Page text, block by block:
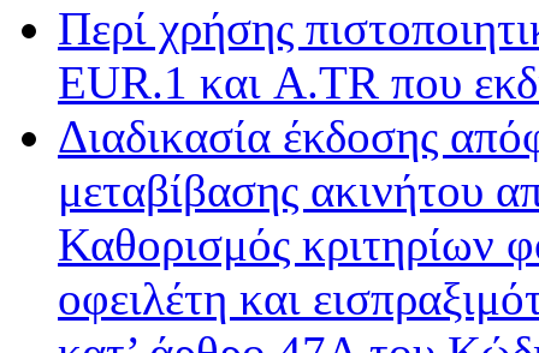
Περί χρήσης
EUR.1 και A.TR που
Διαδικασία έκδοσης
μεταβίβασης ακινήτου
Καθορισμός κριτηρίων
οφειλέτη και